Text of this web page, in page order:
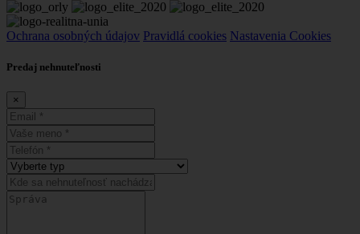
Ochrana osobných údajov Pravidlá cookies Nastavenia Cookies
Predaj nehnuteľnosti
×